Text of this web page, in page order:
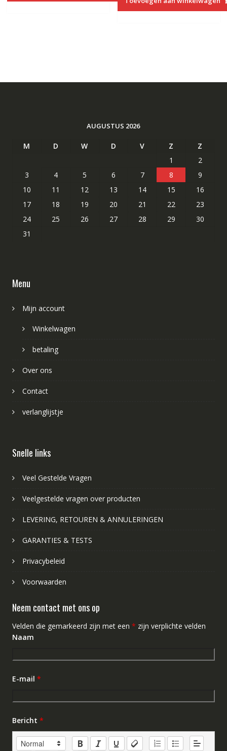
€27.00.€14.40.
AUGUSTUS 2026
M D W D V Z
Z
1
2
3
4 5 6 7 8
9
10
11 12 13 14 15
16
17
18 19 20 21 22
23
24
25 26 27 28 29
30
31
Menu
Mijn account
Winkelwagen
betaling
Over ons
Contact
verlanglijstje
Snelle links
Veel Gestelde Vragen
Veelgestelde vragen over producten
LEVERING, RETOUREN & ANNULERINGEN
GARANTIES & TESTS
Privacybeleid
Voorwaarden
Neem contact met ons op
Velden die gemarkeerd zijn met een * zijn verplichte velden
Naam
E-mail *
Bericht *